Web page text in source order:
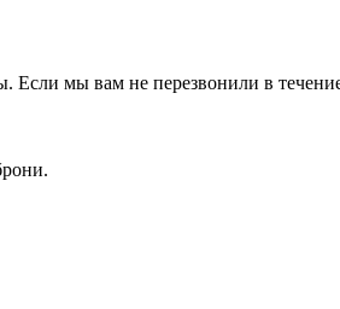
Если мы вам не перезвонили в